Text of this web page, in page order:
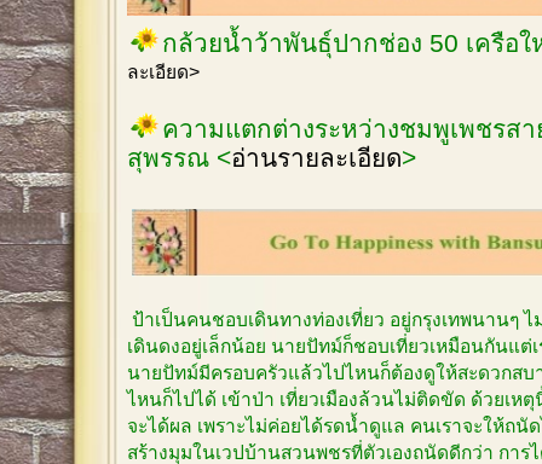
กล้วยน้ำว้าพันธุ์ปากช่อง 50 เครือ
ละเอียด>
ความแตกต่างระหว่างชมพูเพชรส
สุพรรณ <อ่านรายละเอียด>
ป้าเป็นคนชอบเดินทางท่องเที่ยว อยู่กรุงเทพนานๆ
เดินดงอยู่เล็กน้อย นายปัทม์ก็ชอบเที่ยวเหมือนกันแต่
นายปัทม์มีครอบครัวแล้วไปไหนก็ต้องดูให้สะดวกส
ไหนก็ไปได้ เข้าป่า เที่ยวเมืองล้วนไม่ติดขัด ด้วยเห
จะได้ผล เพราะไม่ค่อยได้รดน้ำดูแล คนเราจะให้ถนั
สร้างมุมในเวปบ้านสวนพชรที่ตัวเองถนัดดีกว่า การ